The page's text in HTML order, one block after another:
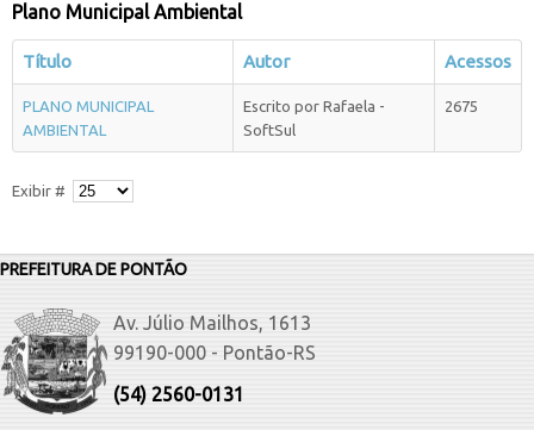
Plano Municipal Ambiental
Título Autor Acessos
PLANO MUNICIPAL
AMBIENTAL
Escrito por Rafaela -
SoftSul
2675
Exibir #
PREFEITURA DE PONTÃO
Av. Júlio Mailhos, 1613
99190-000 - Pontão-RS
(54) 2560-0131